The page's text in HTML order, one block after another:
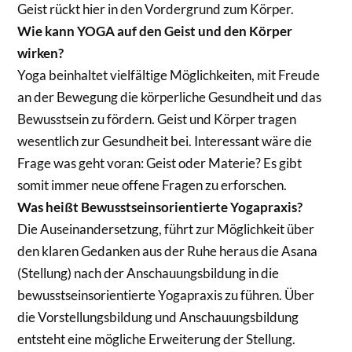
Geist rückt hier in den Vordergrund zum Körper.
Wie kann YOGA auf den Geist und den Körper
wirken?
Yoga beinhaltet vielfältige Möglichkeiten, mit Freude
an der Bewegung die körperliche Gesundheit und das
Bewusstsein zu fördern. Geist und Körper tragen
wesentlich zur Gesundheit bei. Interessant wäre die
Frage was geht voran: Geist oder Materie? Es gibt
somit immer neue offene Fragen zu erforschen.
Was heißt Bewusstseinsorientierte Yogapraxis?
Die Auseinandersetzung, führt zur Möglichkeit über
den klaren Gedanken aus der Ruhe heraus die Asana
(Stellung) nach der Anschauungsbildung in die
bewusstseinsorientierte Yogapraxis zu führen. Über
die Vorstellungsbildung und Anschauungsbildung
entsteht eine mögliche Erweiterung der Stellung.